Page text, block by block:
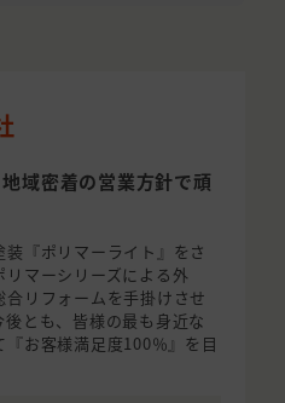
域密着の営業方針で頑
『ポリマーライト』をさ
マーシリーズによる外
リフォームを手掛けさせ
とも、皆様の最も身近な
お客様満足度100％』を目